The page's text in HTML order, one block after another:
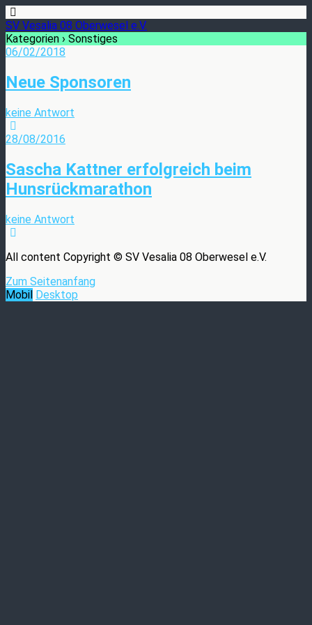
SV Vesalia 08 Oberwesel e.V.
Kategorien › Sonstiges
06/02/2018
Neue Sponsoren
keine Antwort
28/08/2016
Sascha Kattner erfolgreich beim
Hunsrückmarathon
keine Antwort
All content Copyright © SV Vesalia 08 Oberwesel e.V.
Zum Seitenanfang
Mobil Desktop